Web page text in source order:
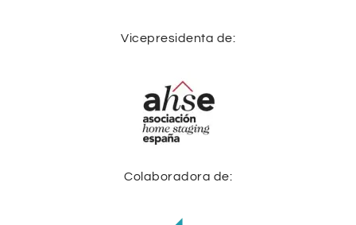
Vicepresidenta de:
Colaboradora de: